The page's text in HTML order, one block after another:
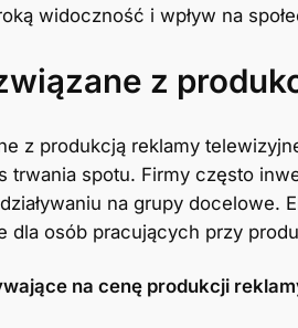
widoczność i wpływ na
z
z produkcją reklamy
trwania spotu. Firmy często
na grupy docelowe.
dla osób pracujących przy
na cenę produkcji